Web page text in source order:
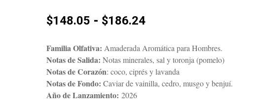
$148.05 - $186.24Rango
precios:
desde
$148.05
hasta
$186.24
Familia Olfativa: Amaderada Aromática para Hombres.
Notas de Salida:Notas minerales, sal y toronja (pomelo)
Notas de Corazón: coco, ciprés y lavanda
Notas de Fondo: Caviar de vainilla, cedro, musgo y benjuí.
Año de Lanzamiento:2026